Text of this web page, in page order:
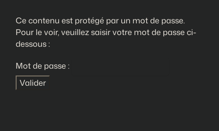
Ce contenu est protégé par un mot de passe.
Pour le voir, veuillez saisir votre mot de passe ci-
dessous :
Mot de passe :